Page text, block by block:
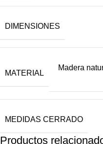
DIMENSIONES
MATERIAL
Madera
MEDIDAS CERRADO
Productos